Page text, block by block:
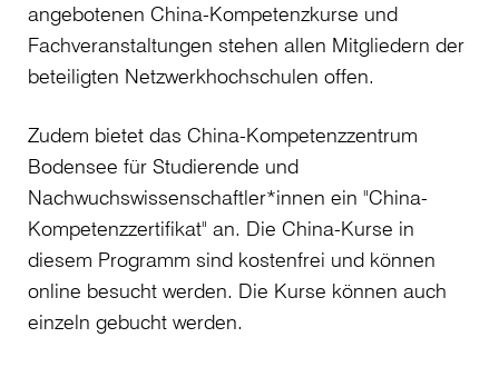
angebotenen China-Kompetenzkurse und
Fachveranstaltungen stehen allen Mitgliedern der
beteiligten Netzwerkhochschulen offen.
Zudem bietet das China-Kompetenzzentrum
Bodensee für Studierende und
Nachwuchswissenschaftler*innen ein "China-
Kompetenzzertifikat" an. Die China-Kurse in
diesem Programm sind kostenfrei und können
online besucht werden. Die Kurse können auch
einzeln gebucht werden.